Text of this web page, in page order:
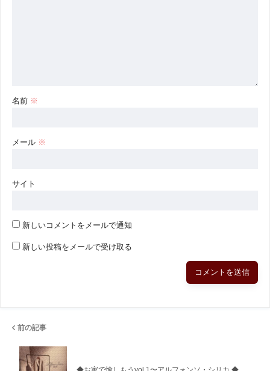
名前 ※
メール ※
サイト
新しいコメントをメールで通知
新しい投稿をメールで受け取る
前の記事